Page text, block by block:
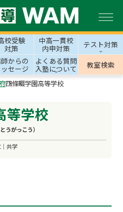
校受験
対策
中高一貫校
内申対策
テスト対策
からの
ッセージ
よくある質問
入塾について
教室検索
四條畷学園高等学校
等学校
うがっこう）
共学